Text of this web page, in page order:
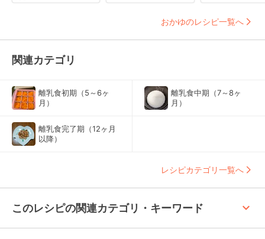
おかゆのレシピ一覧へ
関連カテゴリ
離乳食初期（5～6ヶ
月）
離乳食中期（7～8ヶ
月）
離乳食完了期（12ヶ月
以降）
レシピカテゴリ一覧へ
このレシピの関連カテゴリ・キーワード keyboard_arrow_up